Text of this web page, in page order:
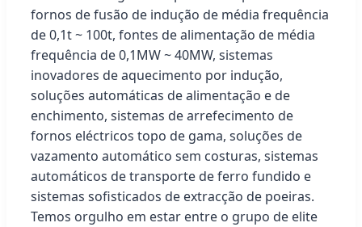
fornos de fusão de indução de média frequência
de 0,1t ~ 100t, fontes de alimentação de média
frequência de 0,1MW ~ 40MW, sistemas
inovadores de aquecimento por indução,
soluções automáticas de alimentação e de
enchimento, sistemas de arrefecimento de
fornos eléctricos topo de gama, soluções de
vazamento automático sem costuras, sistemas
automáticos de transporte de ferro fundido e
sistemas sofisticados de extracção de poeiras.
Temos orgulho em estar entre o grupo de elite